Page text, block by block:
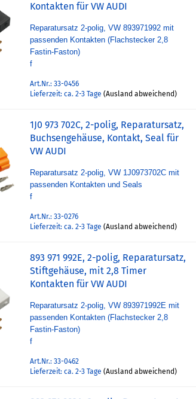
Kontakten für VW AUDI
Reparatursatz 2-polig, VW 893971992 mit
passenden Kontakten (Flachstecker 2,8
Fastin-Faston)
f
Art.Nr.: 33-0456
Lieferzeit: ca. 2-3 Tage (Ausland abweichend)
1J0 973 702C, 2-polig, Reparatursatz,
Buchsengehäuse, Kontakt, Seal für
VW AUDI
Reparatursatz 2-polig, VW 1J0973702C mit
passenden Kontakten und Seals
f
Art.Nr.: 33-0276
Lieferzeit: ca. 2-3 Tage (Ausland abweichend)
893 971 992E, 2-polig, Reparatursatz,
Stiftgehäuse, mit 2,8 Timer
Kontakten für VW AUDI
Reparatursatz 2-polig, VW 893971992E mit
passenden Kontakten (Flachstecker 2,8
Fastin-Faston)
f
Art.Nr.: 33-0462
Lieferzeit: ca. 2-3 Tage (Ausland abweichend)